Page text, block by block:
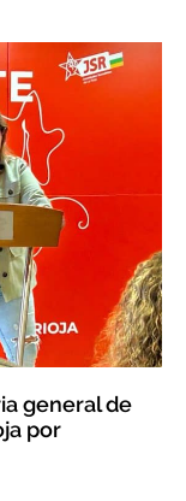
general de
por